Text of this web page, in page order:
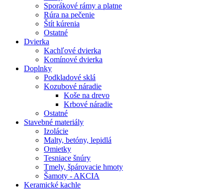
Sporákové rámy a platne
Rúra na pečenie
Štít kúrenia
Ostatné
Dvierka
Kachľové dvierka
Komínové dvierka
Doplnky
Podkladové sklá
Kozubové náradie
Koše na drevo
Krbové náradie
Ostatné
Stavebné materiály
Izolácie
Malty, betóny, lepidlá
Omietky
Tesniace šnúry
Tmely, špárovacie hmoty
Šamoty - AKCIA
Keramické kachle